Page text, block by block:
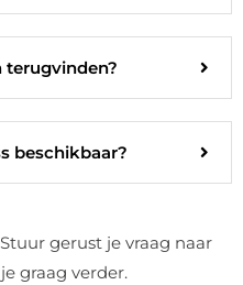
beschikbaar?
gerust je vraag naar
graag verder.